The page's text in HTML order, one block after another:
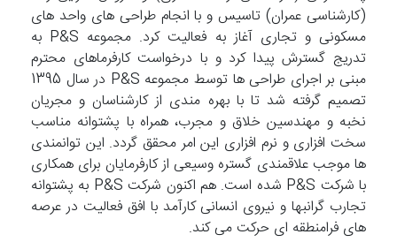
(کارشناسی عمران) تاسیس و با انجام طراحی های واحد های
مسکونی و تجاری آغاز به فعالیت کرد. مجموعه P&S به
تدریج گسترش پیدا کرد و با درخواست کارفرماهای محترم
مبنی بر اجرای طراحی ها توسط مجموعه P&S در سال 1395
تصمیم گرفته شد تا با بهره مندی از کارشناسان و مجریان
نخبه و مهندسین خلاق و مجرب، همراه با پشتوانه مناسب
سخت افزاری و نرم افزاری این امر محقق گردد. این توانمندی
ها موجب علاقمندی گستره وسیعی از کارفرمایان برای همکاری
با شرکت P&S شده است. هم اکنون شرکت P&S به پشتوانه
تجارب گرانبها و نیروی انسانی کارآمد با افق فعالیت در عرصه
های فرامنطقه ای حرکت می کند.